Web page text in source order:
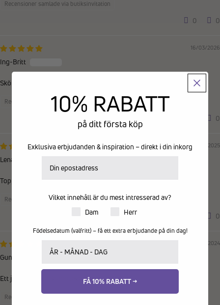
Recensioner samlade via butiksinvitation
0 0
16/03/2026
Ing-Britt
Sköna och härliga att gå i.Det bästa är att de har en utbytbar fotbädd.
Recensioner samlade via butiksinvitation
0
05/01/2025
Lena
Toppen som alltid, storlek, priset, leverans.
Recensioner samlade från en annan provider
0
11/06/2024
Gunnel
Ett jättebra köp! Snabb leverans!
Recensioner samlade från en annan provider
10% RABATT
på ditt första köp
Exklusiva erbjudanden & inspiration – direkt i din inkorg
Vilket innehåll är du mest intresserad av?
Produkter för dam eller herr
Dam Herr
Födelsedatum (valfritt) – få ett extra erbjudande på din dag!
FÅ 10% RABATT →